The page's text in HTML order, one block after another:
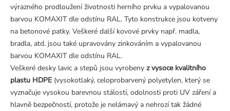
výrazného prodloužení životnosti herního prvku a vypalovanou
barvou KOMAXIT dle odstínu RAL. Tyto konstrukce jsou kotveny
na betonové patky. Veškeré další kovové prvky např. madla,
bradla, atd. jsou také upravovány zinkováním a vypalovanou
barvou KOMAXIT dle odstínu RAL.
Veškeré desky lavic a stepů jsou vyrobeny z vysoce kvalitního
plastu HDPE (vysokotlaký, celoprobarvený polyetylen, který se
vyznačuje vysokou barevnou stálostí, odolnosti proti UV záření a
hlavně bezpečností, protože je nelámavý a nehrozí tak žádné